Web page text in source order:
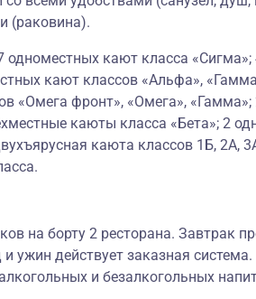
(раковина).
одноместных кают класса
кают классов «Альфа»,
«Омега фронт», «Омега»,
каюты класса «Бета»; 2
каюта классов 1Б, 2А,
на борту 2 ресторана. Завтрак
ужин действует заказная
и безалкогольных